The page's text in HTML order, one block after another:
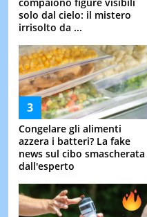
compaiono figure visibili
solo dal cielo: il mistero
irrisolto da ...
Congelare gli alimenti
azzera i batteri? La fake
news sul cibo smascherata
dall'esperto